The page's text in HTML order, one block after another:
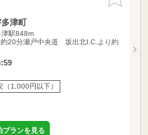
津町
津駅848m
約20分瀬戸中央道 坂出北I.C.より約
（1,000円以下）
プランを見る